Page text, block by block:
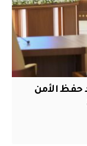
حفظ الأمن